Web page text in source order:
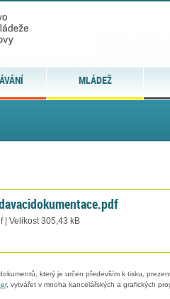
MLÁDEŽ
| Velikost 305,43 kB
který je určen především k tisku,
, vytvářet v mnoha kancelářských a grafických